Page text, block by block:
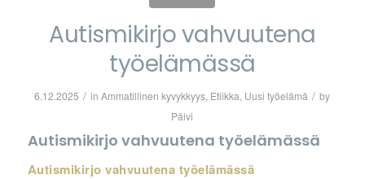
Autismikirjo vahvuutena
työelämässä
6.12.2025 / inAmmatillinen kyvykkyys, Etiikka, Uusi työelämä / by
Päivi
Autismikirjo vahvuutena työelämässä
Autismikirjo vahvuutena työelämässä